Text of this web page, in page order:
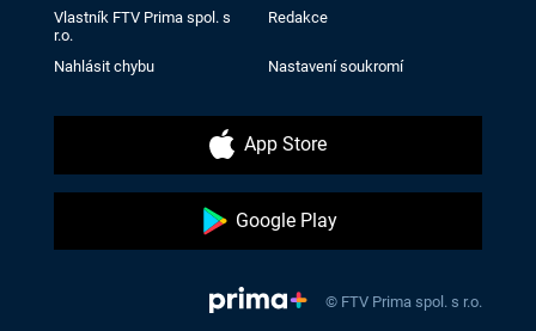
Vlastník FTV Prima spol. s
r.o.
Redakce
Nahlásit chybu Nastavení soukromí
App Store
Google Play
© FTV Prima spol. s r.o.